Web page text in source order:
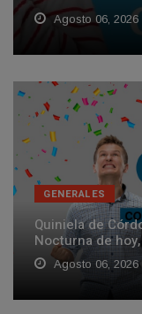
Agosto 06, 2026
GENERALES
Quiniela de
Nocturna de
Agosto 06, 2026